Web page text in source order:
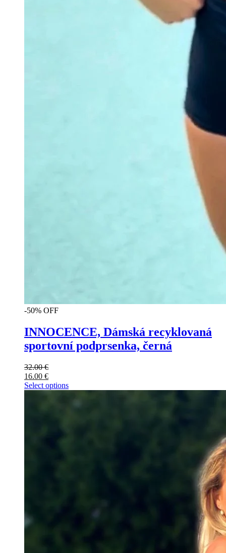
-50% OFF
INNOCENCE, Dámská recyklovaná
sportovní podprsenka, černá
32.00€
16.00 €
Select options